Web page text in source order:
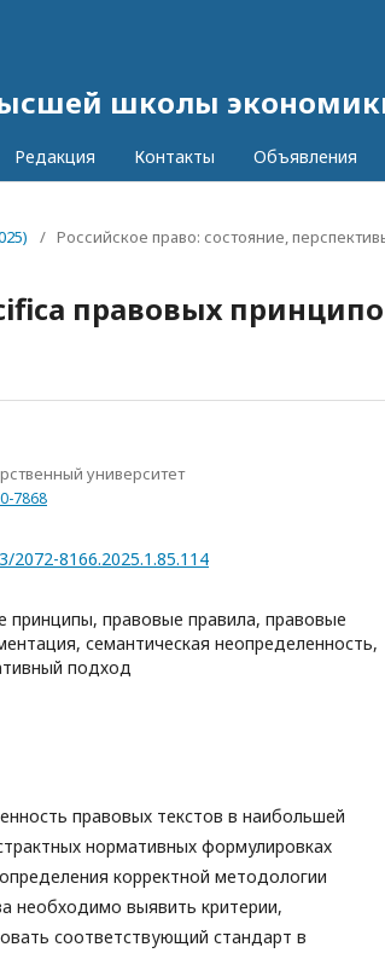
школы
Редакция Контакты Объявления
/ Российское право: состояние,
правовых
университет
7868
8166.2025.1.85.114
принципы, правовые правила, правовые
семантическая неопределенность,
подход
правовых текстов в наибольшей
нормативных формулировках
корректной методологии
необходимо выявить критерии,
соответствующий стандарт в